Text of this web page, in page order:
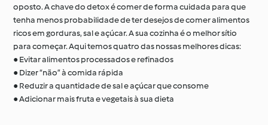
oposto. A chave do detox é comer de forma cuidada para que
tenha menos probabilidade de ter desejos de comer alimentos
ricos em gorduras, sal e açúcar. A sua cozinha é o melhor sítio
para começar. Aqui temos quatro das nossas melhores dicas:
● Evitar alimentos processados e refinados
● Dizer “não” à comida rápida
● Reduzir a quantidade de sal e açúcar que consome
● Adicionar mais fruta e vegetais à sua dieta